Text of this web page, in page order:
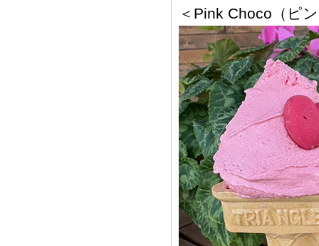
＜Pink Choco（ピ